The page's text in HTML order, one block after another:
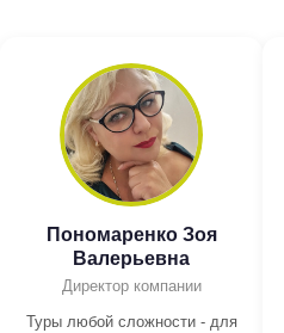
Пономаренко Зоя
Валерьевна
Директор компании
Туры любой сложности - для